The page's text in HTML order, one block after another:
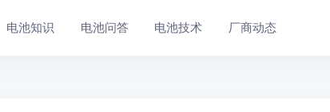
电池知识 电池问答 电池技术 厂商动态